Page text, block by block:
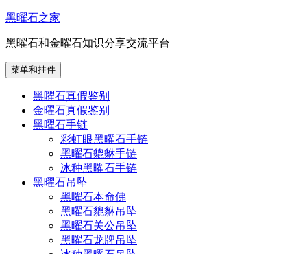
跳
内
容
黑曜石之家
黑曜石和金曜石知识分享交流平台
菜单和挂件
黑曜石真假鉴别
金曜石真假鉴别
黑曜石手链
彩虹眼黑曜石手链
黑曜石貔貅手链
冰种黑曜石手链
黑曜石吊坠
黑曜石本命佛
黑曜石貔貅吊坠
黑曜石关公吊坠
黑曜石龙牌吊坠